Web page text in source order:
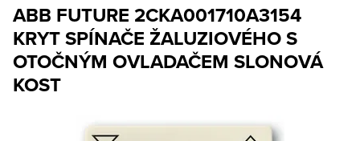
ABB FUTURE 2CKA001710A3154
KRYT SPÍNAČE ŽALUZIOVÉHO S
OTOČNÝM OVLADAČEM SLONOVÁ
KOST